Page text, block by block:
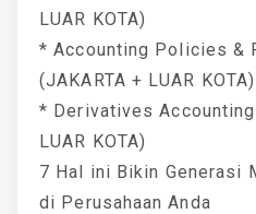
LUAR KOTA)
* Accounting Policies &
(JAKARTA + LUAR KOTA)
* Derivatives Accounting
LUAR KOTA)
7 Hal ini Bikin Generasi
di Perusahaan Anda